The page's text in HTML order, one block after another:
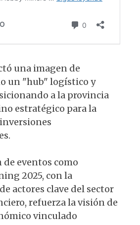
una imagen de
un "hub" logístico y
a la provincia
estratégico para la
de eventos como
2025, con la
actores clave del sector
refuerza la visión de
vinculado